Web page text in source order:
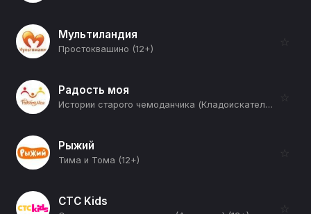
Мультиландия
Простоквашино (12+)
☆
Радость моя
Истории старого чемоданчика (Кладоискатели) (12+)
☆
Рыжий
Тима и Тома (12+)
☆
СТС Kids ☆